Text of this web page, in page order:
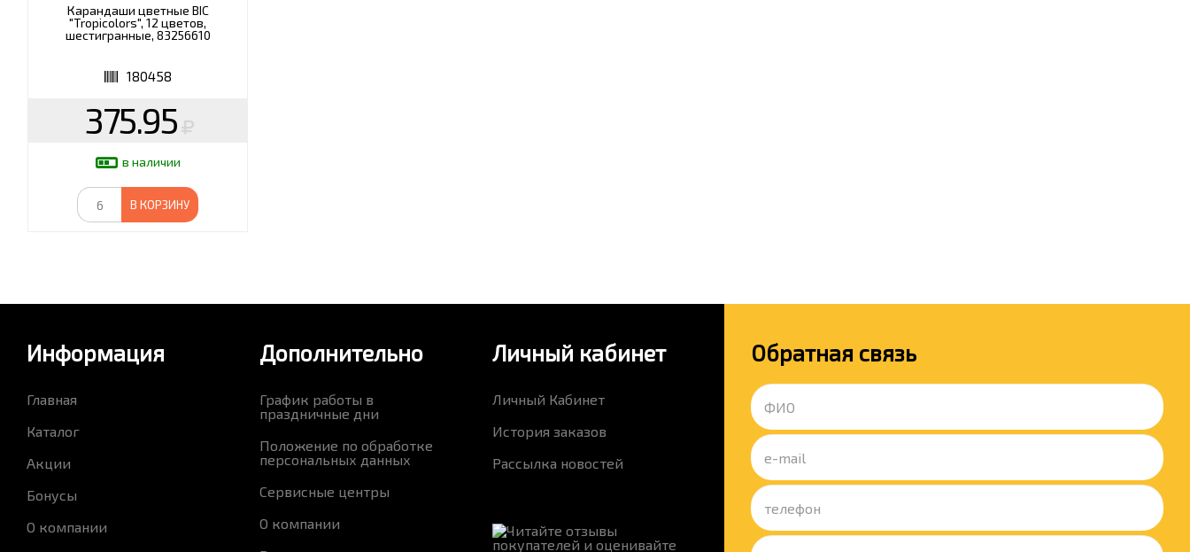
Карандаши цветные BIC
"Tropicolors", 12 цветов,
шестигранные, 83256610
180458
375.95
в наличии
В КОРЗИНУ
Информация
Главная
Каталог
Акции
Бонусы
О компании
Дополнительно
График работы в
праздничные дни
Положение по обработке
персональных данных
Сервисные центры
О компании
Личный кабинет
Личный Кабинет
История заказов
Рассылка новостей
Обратная связь